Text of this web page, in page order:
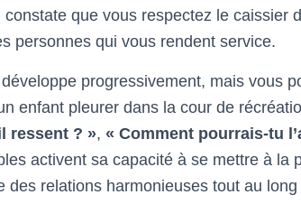
constate que vous respectez le caissier
personnes qui vous rendent service.
développe progressivement, mais vous
enfant pleurer dans la cour de
ressent ? », « Comment pourrais-tu
activent sa capacité à se mettre à la
des relations harmonieuses tout au